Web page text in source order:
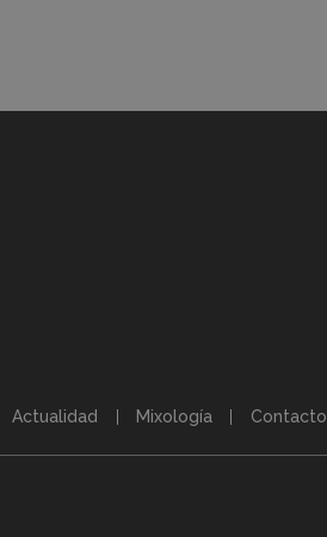
Actualidad Mixología Contacto